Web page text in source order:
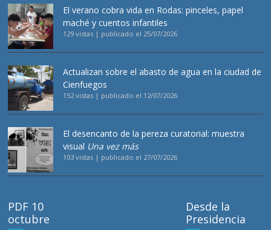
El verano cobra vida en Rodas: pinceles, papel
maché y cuentos infantiles
129 vistas | publicado el 25/07/2026
Actualizan sobre el abasto de agua en la ciudad de
Cienfuegos
152 vistas | publicado el 12/07/2026
El desencanto de la pereza curatorial: muestra
visual Una vez más
103 vistas | publicado el 27/07/2026
PDF 10
octubre
Desde la
Presidencia